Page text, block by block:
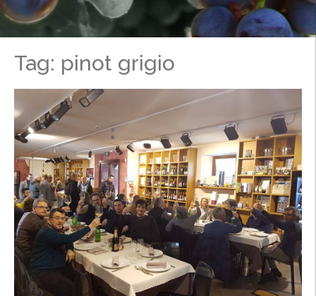
Tag: pinot grigio